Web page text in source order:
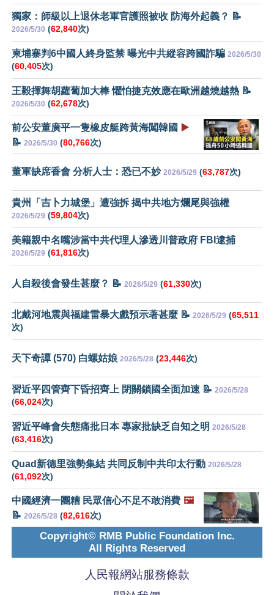
獨家：師級以上退休老軍官護照被收 防海外起義？ 📝
2026/5/30 (62,840次)
柬埔寨判6中國人終身監禁 曝光中共縱容跨國詐騙 2026/5/30
(60,405次)
王毅揮舞胡蘿蔔加大棒 懼怕捷克效應在歐洲越燒越熱 📝
2026/5/30 (62,678次)
前公安董廣平一隻橡皮艇跨黃海闖韓國 ▶️
📝 2026/5/30 (80,766次)
董軍缺席香會 分析人士：恐已不妙 2026/5/29 (63,787次)
貴州「吉卜力城堡」遭強拆 揭中共地方爛尾與強權
2026/5/29 (59,804次)
美籍親中名嘴涉當中共代理人滲透川普政府 FBI逮捕
2026/5/29 (61,816次)
人自殺後會發生甚麼？ 📝 2026/5/29 (61,330次)
北戴河地震與福建雷暴大戲預示著甚麼 📝 2026/5/29 (65,511
次)
天下奇譚 (570) 白螺姑娘 2026/5/28 (23,446次)
習近平四管齊下昏招齊上 閉關鎖國全面加速 📝 2026/5/28
(66,024次)
習近平峰會失態痛批日本 專家批缺乏自知之明 2026/5/28
(63,416次)
Quad新德里強勢集結 共同反制中共印太行動 2026/5/28
(61,092次)
中國經濟一團糟 民眾信心不足不敢消費 🖼️
📝 2026/5/28 (82,616次)
Copyright© RMB Public Foundation Inc.
All Rights Reserved
人民報網站服務條款